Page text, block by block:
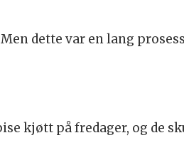
dette var en lang
kjøtt på fredager, og de